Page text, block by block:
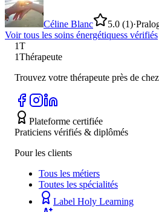
Céline Blanc 5.0 (1)·
Voir tous les soins énergétiquess vérifiés
1T
1Thérapeute
Trouvez votre thérapeute près de
Plateforme certifiée
Praticiens vérifiés & diplômés
Pour les clients
Tous les métiers
Toutes les spécialités
Label Holy Learning